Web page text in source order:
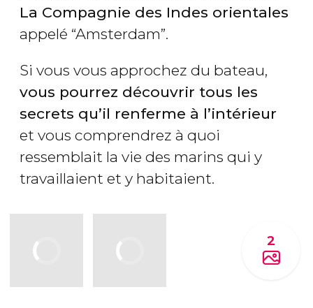
La Compagnie des Indes orientales
appelé “Amsterdam”.
Si vous vous approchez du bateau,
vous pourrez découvrir tous les
secrets qu’il renferme à l’intérieur
et vous comprendrez à quoi
ressemblait la vie des marins qui y
travaillaient et y habitaient.
2